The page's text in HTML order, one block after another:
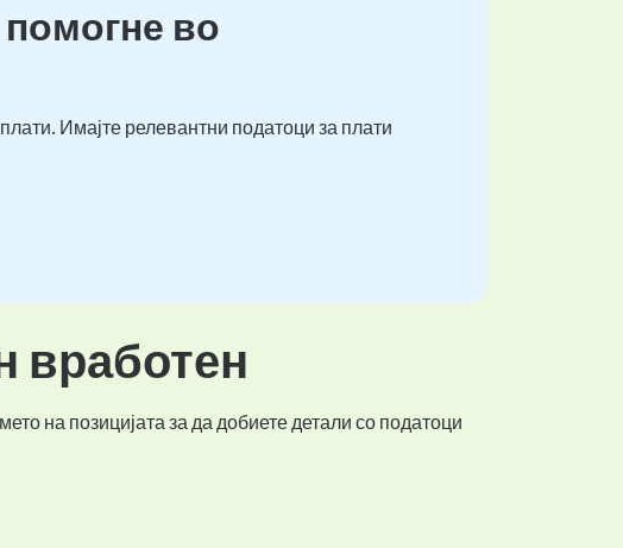
во
Имајте релевантни податоци за плати
вработен
на позицијата за да добиете детали со податоци